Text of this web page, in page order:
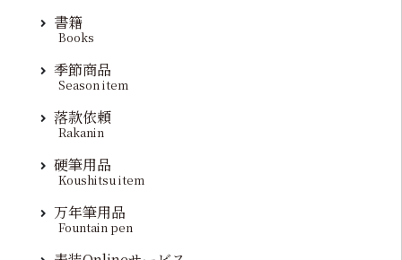
書籍
Books
季節商品
Season item
落款依頼
Rakanin
硬筆用品
Koushitsu item
万年筆用品
Fountain pen